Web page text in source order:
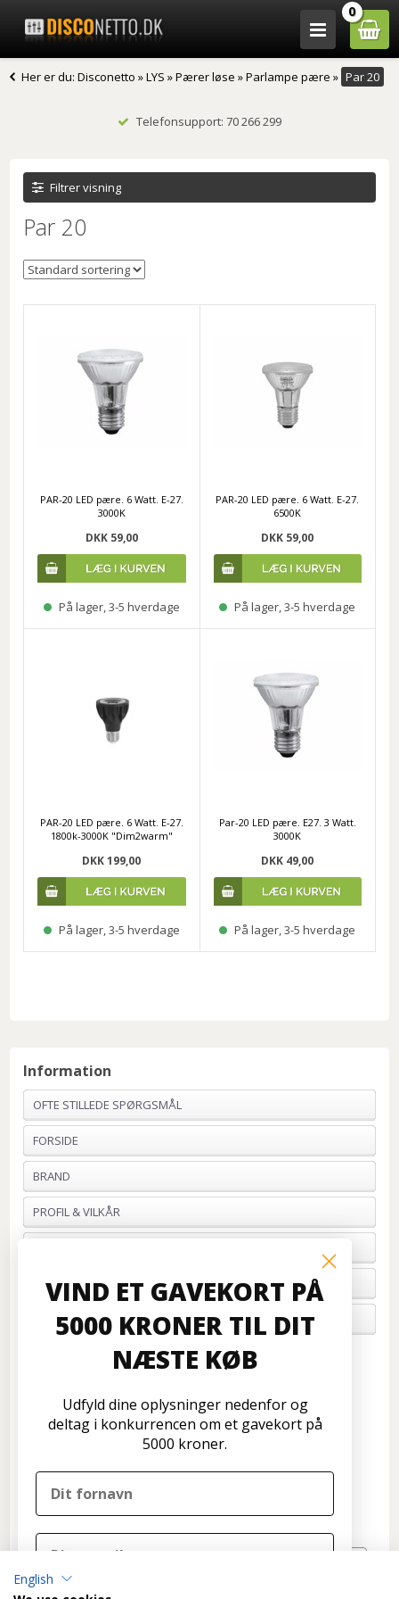
0
Her er du:Disconetto »LYS »Pærer løse »Parlampe pære » Par 20
Telefonsupport: 70 266 299
Filtrer visning
Par 20
PAR-20 LED pære. 6 Watt. E-27.
3000K
DKK 59,00
På lager, 3-5 hverdage
PAR-20 LED pære. 6 Watt. E-27.
6500K
DKK 59,00
På lager, 3-5 hverdage
PAR-20 LED pære. 6 Watt. E-27.
1800k-3000K "Dim2warm"
DKK 199,00
På lager, 3-5 hverdage
Par-20 LED pære. E27. 3 Watt.
3000K
DKK 49,00
På lager, 3-5 hverdage
Information
OFTE STILLEDE SPØRGSMÅL
FORSIDE
BRAND
PROFIL & VILKÅR
FORTRYD ORDRE
OM OS
Kundeservice
Formervangen 17
2600 Glostrup
Nyhedsbrev
English
VIND ET GAVEKORT PÅ
5000 KRONER TIL DIT
NÆSTE KØB
Udfyld dine oplysninger nedenfor og
deltag i konkurrencen om et gavekort på
5000 kroner.